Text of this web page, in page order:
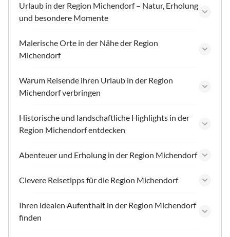
Urlaub in der Region Michendorf – Natur, Erholung
und besondere Momente
Malerische Orte in der Nähe der Region
Michendorf
Warum Reisende ihren Urlaub in der Region
Michendorf verbringen
Historische und landschaftliche Highlights in der
Region Michendorf entdecken
Abenteuer und Erholung in der Region Michendorf
Clevere Reisetipps für die Region Michendorf
Ihren idealen Aufenthalt in der Region Michendorf
finden